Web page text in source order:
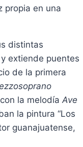
propia en una
distintas
extiende puentes
de la primera
la melodía Ave
la pintura “Los
guanajuatense,